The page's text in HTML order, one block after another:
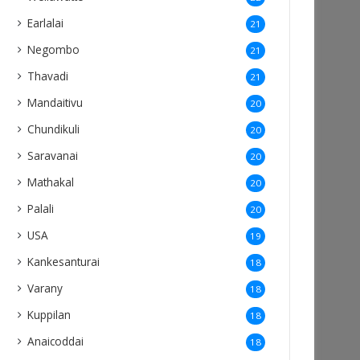
Earlalai 21
Negombo 21
Thavadi 21
Mandaitivu 20
Chundikuli 20
Saravanai 20
Mathakal 20
Palali 20
USA 19
Kankesanturai 18
Varany 18
Kuppilan 18
Anaicoddai 18